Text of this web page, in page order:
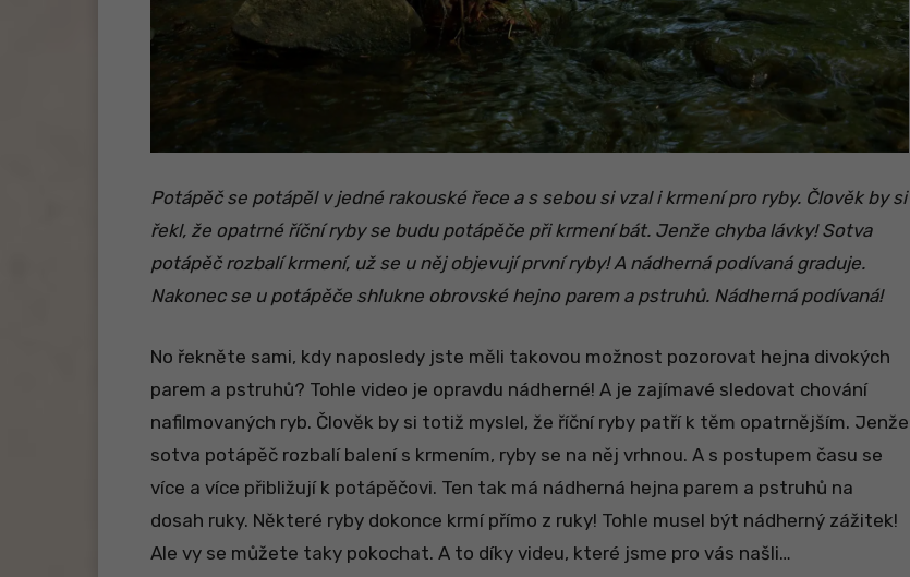
Potápěč se potápěl v jedné rakouské řece a s sebou si vzal i krmení pro ryby. Člověk by si
řekl, že opatrné říční ryby se budu potápěče při krmení bát. Jenže chyba lávky! Sotva
potápěč rozbalí krmení, už se u něj objevují první ryby! A nádherná podívaná graduje.
Nakonec se u potápěče shlukne obrovské hejno parem a pstruhů. Nádherná podívaná!
No řekněte sami, kdy naposledy jste měli takovou možnost pozorovat hejna divokých
parem a pstruhů? Tohle video je opravdu nádherné! A je zajímavé sledovat chování
nafilmovaných ryb. Člověk by si totiž myslel, že říční ryby patří k těm opatrnějším. Jenže
sotva potápěč rozbalí balení s krmením, ryby se na něj vrhnou. A s postupem času se
více a více přibližují k potápěčovi. Ten tak má nádherná hejna parem a pstruhů na
dosah ruky. Některé ryby dokonce krmí přímo z ruky! Tohle musel být nádherný zážitek!
Ale vy se můžete taky pokochat. A to díky videu, které jsme pro vás našli…